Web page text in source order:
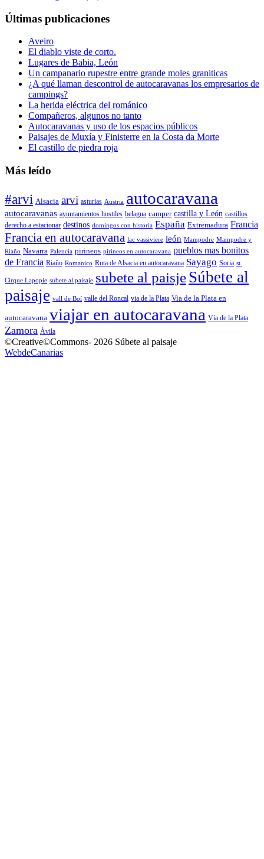
Últimas publicaciones
Aveiro
El diablo viste de corto.
Lugares de Babia, León
Un campanario rupestre entre grande moles graniticas
¿A qué llaman descontrol de autocaravanas los empresarios de
campings?
La herida eléctrica del románico
Compañeros, algunos no tanto
Autocaravanas y uso de los espacios públicos
Paisajes de Muxía y Finisterre en la Costa da Morte
El castillo de piedra roja
Más leído
#arvi Alsacia arvi asturias Austria autocaravana
autocaravanas ayuntamientos hostiles belagua camper castilla y León castillos
derecho a estacionar destinos domingos con historia España Extremadura Francia
Francia en autocaravana lac vassiviere león Mampodre Mampodre y
Riaño Navarra Palencia pirineos pirineos en autocaravana pueblos mas bonitos
de Francia Riaño Romanico Ruta de Alsacia en autocaravana Sayago Soria st.
Cirque Lapopie subete al paisaje subete al paisjeSúbete al
paisaje vall de Boí valle del Roncal via de la Plata Via de la Plata en
autocaravana viajar en autocaravana Vía de la Plata
Zamora Ávila
©Creative©Commons- 2026 Súbete al paisaje
WebdeCanarias